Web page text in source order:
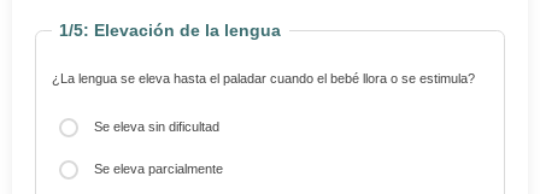
1/5: Elevación de la lengua
¿La lengua se eleva hasta el paladar cuando el bebé llora o se estimula?
Se eleva sin dificultad
Se eleva parcialmente
Se mueve libremente
Movimiento limitado
Forma redondeada o plana
Ligeramente bífida o con ligera hendidura
Eficiente, sin chasquidos ni dolor
Algún chasquido o incomodidad